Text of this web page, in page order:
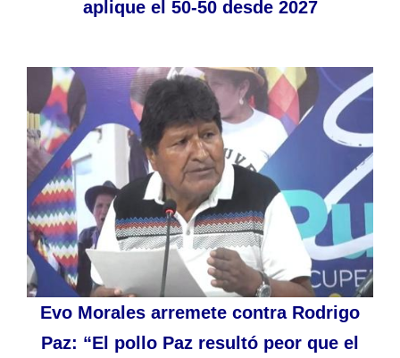
aplique el 50-50 desde 2027
Evo Morales arremete contra Rodrigo
Paz: “El pollo Paz resultó peor que el